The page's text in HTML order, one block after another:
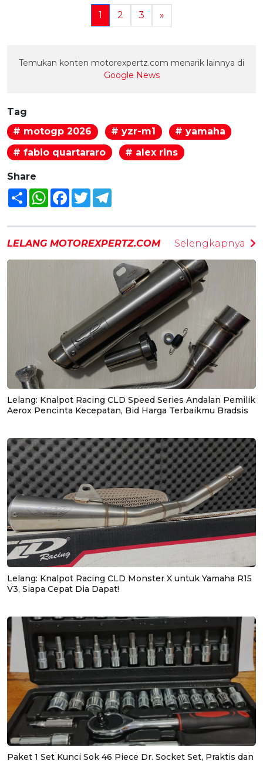
1 2 3 »
Temukan konten motorexpertz.com menarik lainnya di
Google News
Tag
# motogp 2026
# yzr-m1
# yamaha
# fabio quartararo
# alex rins
Share
Share WhatsAppFacebook
Twitter
LELANG MOTOREXPERTZ.COM Selengkapnya
Lelang: Knalpot Racing CLD Speed Series Andalan Pemilik
Aerox Pencinta Kecepatan, Bid Harga Terbaikmu Bradsis
Lelang: Knalpot Racing CLD Monster X untuk Yamaha R15
V3, Siapa Cepat Dia Dapat!
Paket 1 Set Kunci Sok 46 Piece Dr. Socket Set, Praktis dan